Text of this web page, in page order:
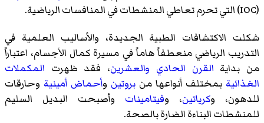
(IOC) التي تحرم تعاطي المنشطات في المنافسات الرياضية.
شكلت الاكتشافات الطبية الجديدة، والأساليب العلمية في
التدريب الرياضي منعطفاً هاماً في مسيرة كمال الأجسام، اعتباراً
من بداية القرن الحادي والعشرين، فقد ظهرت المكملات
الغذائية بمختلف أنواعها من بروتين وأحماض أمينية وحارقات
للدهون، وكرياتين، وفيتامينات وأصبحت البديل السليم
للمنشطات البناءة الضارة بالصحة.